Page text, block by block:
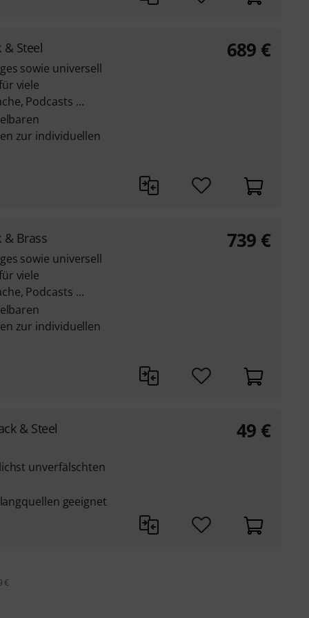
Steel
sowie universell
viele
Podcasts ...
zur individuellen
689 €
& Brass
sowie universell
viele
Podcasts ...
zur individuellen
739 €
& Steel
unverfälschten
geeignet
49 €
€